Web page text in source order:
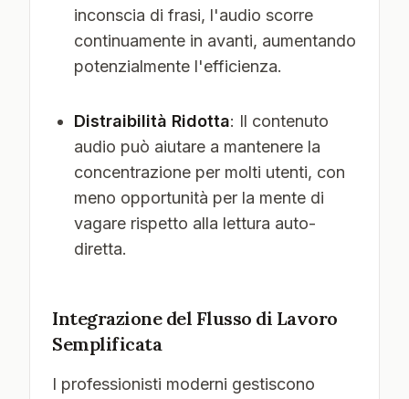
inconscia di frasi, l'audio scorre
continuamente in avanti, aumentando
potenzialmente l'efficienza.
Distraibilità Ridotta: Il contenuto
audio può aiutare a mantenere la
concentrazione per molti utenti, con
meno opportunità per la mente di
vagare rispetto alla lettura auto-
diretta.
Integrazione del Flusso di Lavoro
Semplificata
I professionisti moderni gestiscono